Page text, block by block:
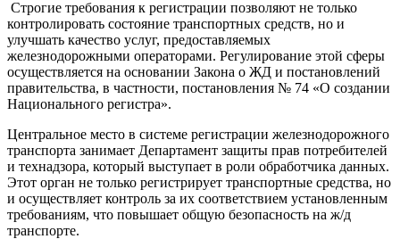
Строгие требования к регистрации позволяют не только
контролировать состояние транспортных средств, но и
улучшать качество услуг, предоставляемых
железнодорожными операторами. Регулирование этой сферы
осуществляется на основании Закона о ЖД и постановлений
правительства, в частности, постановления № 74 «О создании
Национального регистра».
Центральное место в системе регистрации железнодорожного
транспорта занимает Департамент защиты прав потребителей
и технадзора, который выступает в роли обработчика данных.
Этот орган не только регистрирует транспортные средства, но
и осуществляет контроль за их соответствием установленным
требованиям, что повышает общую безопасность на ж/д
транспорте.